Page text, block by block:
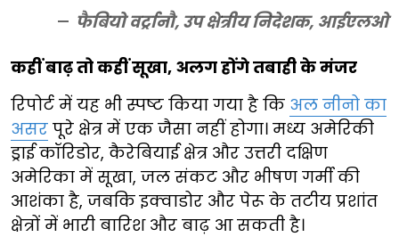
फैबियो वर्ट्रानौ, उप क्षेत्रीय निदेशक, आईएलओ
कहीं बाढ़ तो कहीं सूखा, अलग होंगे तबाही के मंजर
रिपोर्ट में यह भी स्पष्ट किया गया है कि अल नीनो का
असर पूरे क्षेत्र में एक जैसा नहीं होगा। मध्य अमेरिकी
ड्राई कॉरिडोर, कैरेबियाई क्षेत्र और उत्तरी दक्षिण
अमेरिका में सूखा, जल संकट और भीषण गर्मी की
आशंका है, जबकि इक्वाडोर और पेरू के तटीय प्रशांत
क्षेत्रों में भारी बारिश और बाढ़ आ सकती है।